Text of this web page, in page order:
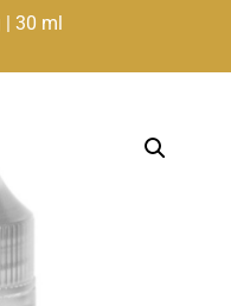
| 30 ml